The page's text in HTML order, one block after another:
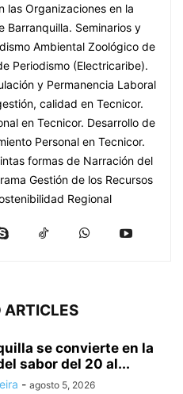
las Organizaciones en la
Barranquilla. Seminarios y
Ambiental Zoológico de
Periodismo (Electricaribe).
y Permanencia Laboral
calidad en Tecnicor.
en Tecnicor. Desarrollo de
Personal en Tecnicor.
formas de Narración del
Gestión de los Recursos
Regional
ARTICLES
se convierte en la
sabor del 20 al...
- agosto 5, 2026